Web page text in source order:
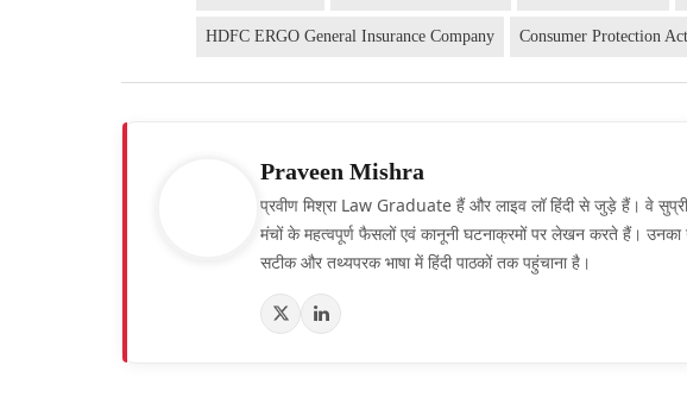
HDFC ERGO General Insurance Company Consumer Protection
Praveen Mishra
प्रवीण मिश्रा Law Graduate हैं और लाइव लॉ हिंदी से जुड़े हैं। वे
मंचों के महत्वपूर्ण फैसलों एवं कानूनी घटनाक्रमों पर लेखन करते हैं। उनका
सटीक और तथ्यपरक भाषा में हिंदी पाठकों तक पहुंचाना है।